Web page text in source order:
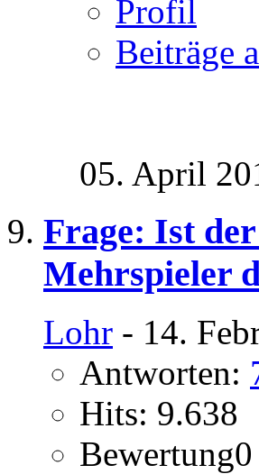
Profil
Beiträge
05. April
Frage: Ist
Mehrspieler
Lohr - 14.
Antworten:
Hits: 9.638